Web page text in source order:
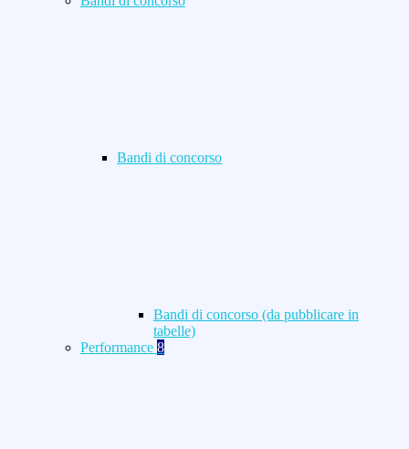
Bandi di concorso
Bandi di concorso (da pubblicare in
tabelle)
Performance 8